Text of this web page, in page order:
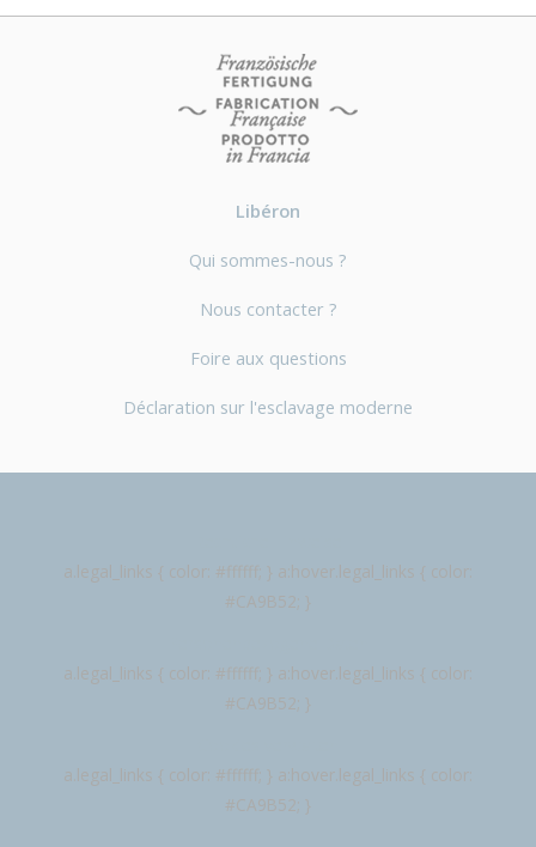
Libéron
Qui sommes-nous ?
Nous contacter ?
Foire aux questions
Déclaration sur l'esclavage moderne
a.legal_links { color: #ffffff; } a:hover.legal_links { color:
#CA9B52; }
a.legal_links { color: #ffffff; } a:hover.legal_links { color:
#CA9B52; }
a.legal_links { color: #ffffff; } a:hover.legal_links { color:
#CA9B52; }